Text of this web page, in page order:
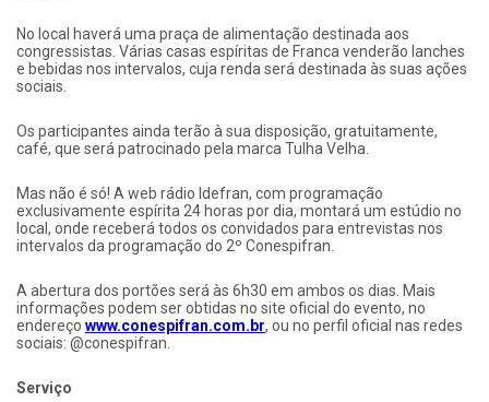
No local haverá uma praça de alimentação destinada aos
congressistas. Várias casas espíritas de Franca venderão lanches
e bebidas nos intervalos, cuja renda será destinada às suas ações
sociais.
Os participantes ainda terão à sua disposição, gratuitamente,
café, que será patrocinado pela marca Tulha Velha.
Mas não é só! A web rádio Idefran, com programação
exclusivamente espírita 24 horas por dia, montará um estúdio no
local, onde receberá todos os convidados para entrevistas nos
intervalos da programação do 2º Conespifran.
A abertura dos portões será às 6h30 em ambos os dias. Mais
informações podem ser obtidas no site oficial do evento, no
endereço www.conespifran.com.br, ou no perfil oficial nas redes
sociais: @conespifran.
Serviço